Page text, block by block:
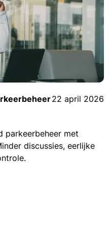
22 april 2026
parkeerbeheer met
discussies, eerlijke